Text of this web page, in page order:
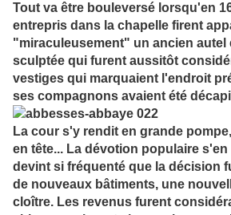
Tout va être bouleversé lorsqu'en
entrepris dans la chapelle firent
"miraculeusement" un ancien autel
sculptée qui furent aussitôt
vestiges qui marquaient l'endroit
ses compagnons avaient été
La cour s'y rendit en grande
en tête... La dévotion populaire s'en
devint si fréquenté que la décision
de nouveaux bâtiments, une
cloître. Les revenus furent